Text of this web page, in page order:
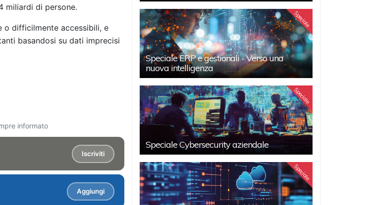
miliardi di persone.
o difficilmente accessibili, e
basandosi su dati imprecisi
informato
Iscriviti
Aggiungi
Speciale
Speciale ERP e gestionali - Verso una
nuova intelligenza
Speciale
Speciale Cybersecurity aziendale
Speciale